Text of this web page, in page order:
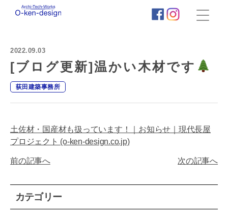
社
荻
田
建
築
事
｜
わ
わ
新
築
住
2022.09.03
[ブログ更新]温かい木材です
荻田建築事務所
土佐材・国産材も扱っています！｜お知らせ｜現代長屋
プロジェクト (o-ken-design.co.jp)
前の記事へ 次の記事へ
カテゴリー